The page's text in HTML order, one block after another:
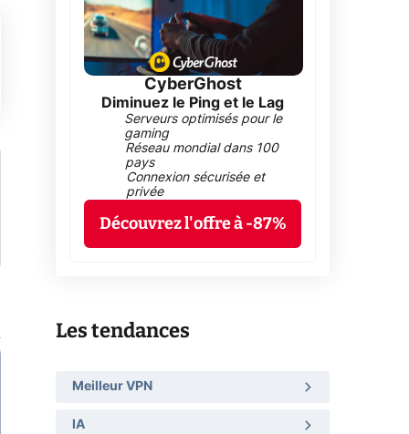
CyberGhost
Diminuez le Ping et le Lag
Serveurs optimisés pour le
gaming
Réseau mondial dans 100
pays
Connexion sécurisée et
privée
Découvrez l'offre à -87%
Les tendances
Meilleur VPN
IA